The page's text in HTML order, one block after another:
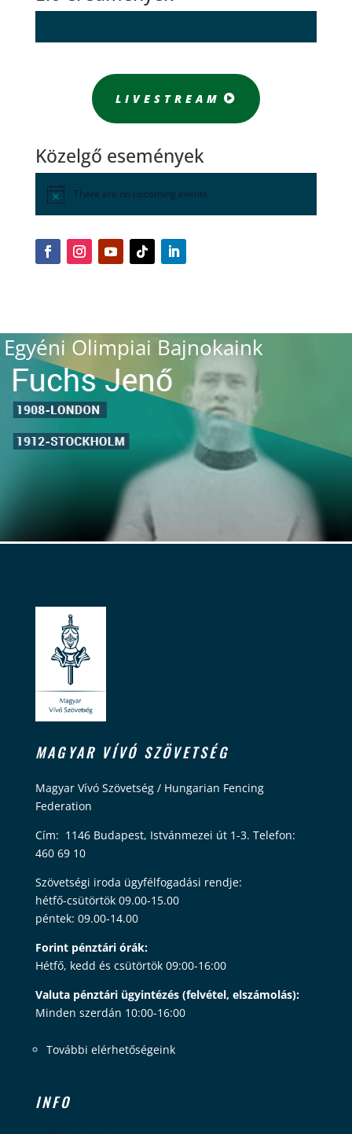
LIVESTREAM
Közelgő események
There are no upcoming events.
Egyéni Olimpiai Bajnokaink
MAGYAR VÍVÓ SZÖVETSÉG
Magyar Vívó Szövetség / Hungarian Fencing
Federation
Cím: 1146 Budapest, Istvánmezei út 1-3. Telefon:
460 69 10
Szövetségi iroda ügyfélfogadási rendje:
hétfő-csütörtök 09.00-15.00
péntek: 09.00-14.00
Forint pénztári órák:
Hétfő, kedd és csütörtök 09:00-16:00
Valuta pénztári ügyintézés (felvétel, elszámolás):
Minden szerdán 10:00-16:00
További elérhetőségeink
INFO